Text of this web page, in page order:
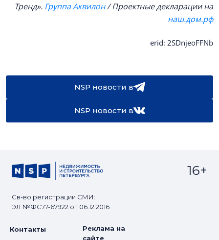
Тренд». Группа Аквилон/ Проектные декларации на
наш.дом.рф
erid: 2SDnjeoFFNb
NSP новости в
NSP новости в
Св-во регистрации СМИ:
ЭЛ №ФС77-67922 от 06.12.2016
16+
Контакты
Реклама на
сайте